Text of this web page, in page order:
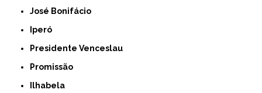
José Bonifácio
Iperó
Presidente Venceslau
Promissão
Ilhabela